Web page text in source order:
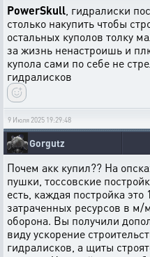
PowerSkull , гидралиски
столько накупить чтобы
остальных куполов толку
за жизнь ненастроишь и
купола сами по себе не
гидралисков
9 Июля 2025 19:29:48
Gorgutz
Почем акк купил?? На
пушки, тоссовские
есть, каждая постройка это
затраченных ресурсов в м/
оборона. Вы получили
виду ускорение
гидралисков, а щиты